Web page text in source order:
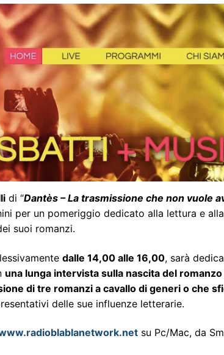
di “Dantès – La trasmissione che non vuole
per un pomeriggio dedicato alla lettura e
suoi romanzi.
dalle 14,00 alle 16,00, sarà
una lunga intervista sulla nascita del
di tre romanzi a cavallo di generi o che
delle sue influenze letterarie.
su Pc/Mac, da